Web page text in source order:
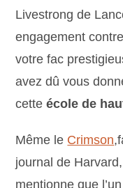
Livestrong de
engagement
votre fac
avez dû vous
cetteécole de
Même le Crimson
journal de Harvard,
mentionne que